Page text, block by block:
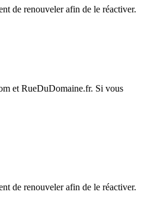
de renouveler afin de le réactiver.
et RueDuDomaine.fr. Si vous
de renouveler afin de le réactiver.